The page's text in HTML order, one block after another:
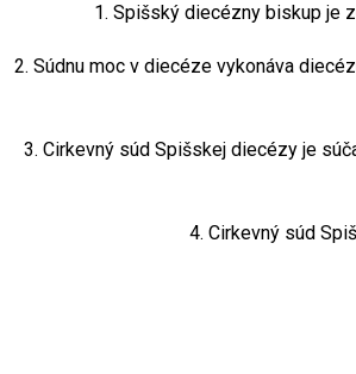
1. Spišský diecézny biskup je
2. Súdnu moc v diecéze vykonáva
3. Cirkevný súd Spišskej diecézy je
4. Cirkevný súd